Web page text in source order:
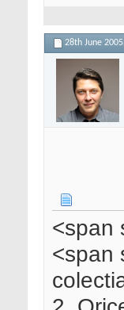
28th June 2005,
<span
<span